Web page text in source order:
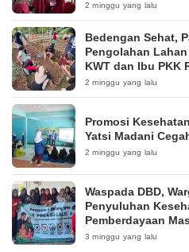
2 minggu yang lalu
Bedengan Sehat,
Pengolahan
KWT dan Ibu PKK
Pakintelan
2 minggu yang lalu
Promosi
Yatsi Madani
2 minggu yang lalu
Waspada DBD,
Penyuluhan
Pemberdayaan
Surabaya 2026
3 minggu yang lalu